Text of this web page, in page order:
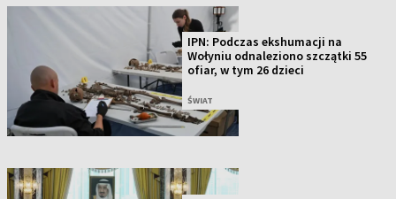
IPN: Podczas ekshumacji na
Wołyniu odnaleziono szczątki 55
ofiar, w tym 26 dzieci
ŚWIAT